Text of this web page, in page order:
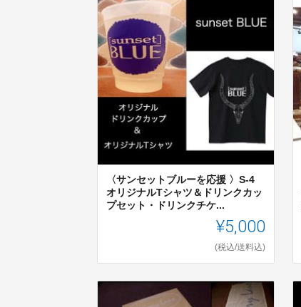
〈サンセットブルーを応援 〉S-4
オリジナルTシャツ＆ドリンクカッ
プセット・ドリンクチケ...
¥5,000
(税込/送料込)